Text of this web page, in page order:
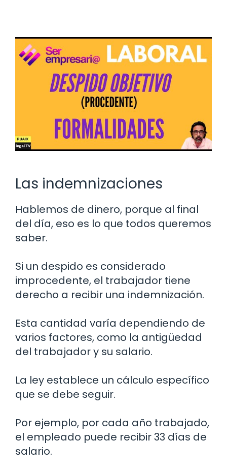
Las indemnizaciones
Hablemos de dinero, porque al final
del día, eso es lo que todos queremos
saber.
Si un despido es considerado
improcedente, el trabajador tiene
derecho a recibir una indemnización.
Esta cantidad varía dependiendo de
varios factores, como la antigüedad
del trabajador y su salario.
La ley establece un cálculo específico
que se debe seguir.
Por ejemplo, por cada año trabajado,
el empleado puede recibir 33 días de
salario.